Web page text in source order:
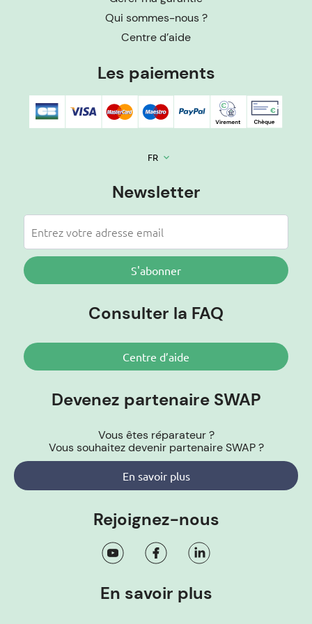
Qui sommes-nous ?
Centre d’aide
Les paiements
FR keyboard_arrow_down
Newsletter
S'abonner
Consulter la FAQ
Centre d’aide
Devenez partenaire SWAP
Vous êtes réparateur ?
Vous souhaitez devenir partenaire SWAP ?
En savoir plus
Rejoignez-nous
En savoir plus